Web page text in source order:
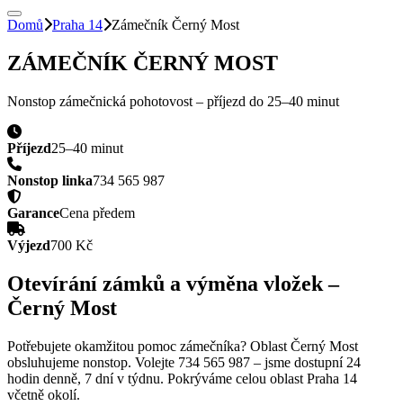
Domů Praha 14 Zámečník Černý Most
ZÁMEČNÍK ČERNÝ MOST
Nonstop zámečnická pohotovost – příjezd do 25–40 minut
Příjezd25–40 minut
Nonstop linka734 565 987
GaranceCena předem
Výjezd700 Kč
Otevírání zámků a výměna vložek –
Černý Most
Potřebujete okamžitou pomoc zámečníka? Oblast Černý Most
obsluhujeme nonstop. Volejte 734 565 987 – jsme dostupní 24
hodin denně, 7 dní v týdnu. Pokrýváme celou oblast Praha 14
včetně okolí.